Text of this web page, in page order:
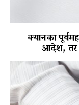
क्यानका
आदेश, तर